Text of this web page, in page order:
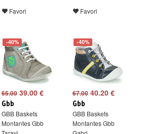
Favori Favori
-40%
65.0039.00 €
Gbb
GBB Baskets
Montantes Gbb
-40%
67.0040.20 €
Gbb
GBB Baskets
Montantes Gbb